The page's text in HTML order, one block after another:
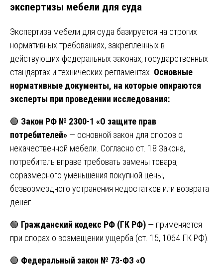
экспертизы мебели для суда
Экспертиза мебели для суда базируется на строгих
нормативных требованиях, закрепленных в
действующих федеральных законах, государственных
стандартах и технических регламентах. Основные
нормативные документы, на которые опираются
эксперты при проведении исследования:
🟢 Закон РФ № 2300-1 «О защите прав
потребителей» — основной закон для споров о
некачественной мебели. Согласно ст. 18 Закона,
потребитель вправе требовать замены товара,
соразмерного уменьшения покупной цены,
безвозмездного устранения недостатков или возврата
денег.
🟢 Гражданский кодекс РФ (ГК РФ) — применяется
при спорах о возмещении ущерба (ст. 15, 1064 ГК РФ).
🟢 Федеральный закон № 73-ФЗ «О